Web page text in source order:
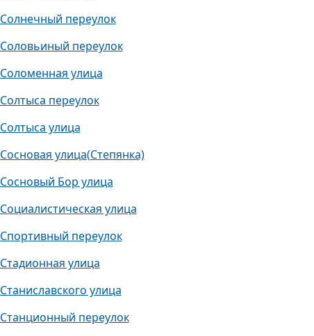
Солнечный переулок
Соловьиный переулок
Соломенная улица
Солтыса переулок
Солтыса улица
Сосновая улица(Степянка)
Сосновый Бор улица
Социалистическая улица
Спортивный переулок
Стадионная улица
Станиславского улица
Станционный переулок